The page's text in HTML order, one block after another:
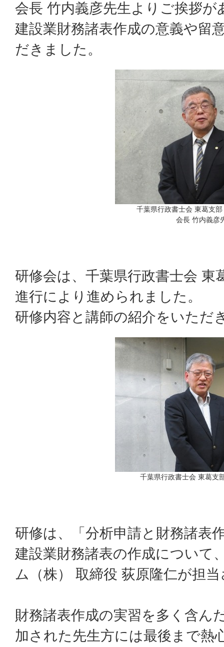
会長 竹内義彦先生よりご挨拶が
建設業財務諸表作成の意義や留
だきました。
千葉県行政書士会 東葛支
会長 竹内義彦
研修会は、千葉県行政書士会 東
進行により進められました。
研修内容と講師の紹介をいただ
千葉県行政書士会 東葛支
研修は、「分析申請と財務諸表
建設業財務諸表の作成について
ム（株） 取締役 荻原隆仁が担
財務諸表作成の実習を多く含ん
加された先生方には最後まで熱